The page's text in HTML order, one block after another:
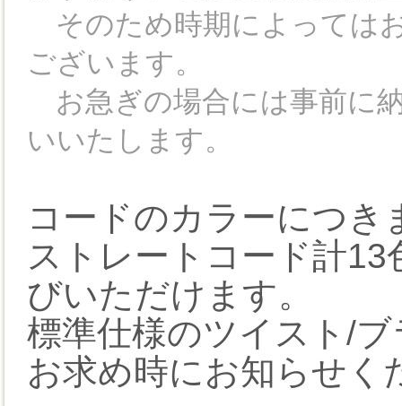
そのため時期によっては
ございます。
お急ぎの場合には事前に
いいたします。
コードのカラーにつ
ストレートコード計
びいただけます。
標準仕様のツイスト/
お求め時にお知らせく